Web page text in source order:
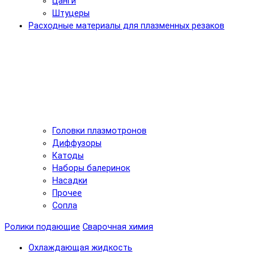
Штуцеры
Расходные материалы для плазменных резаков
Головки плазмотронов
Диффузоры
Катоды
Наборы балеринок
Насадки
Прочее
Сопла
Ролики подающие Сварочная химия
Охлаждающая жидкость